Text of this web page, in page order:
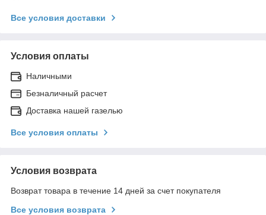
Все условия доставки
Условия оплаты
Наличными
Безналичный расчет
Доставка нашей газелью
Все условия оплаты
Условия возврата
Возврат товара в течение 14 дней за счет покупателя
Все условия возврата